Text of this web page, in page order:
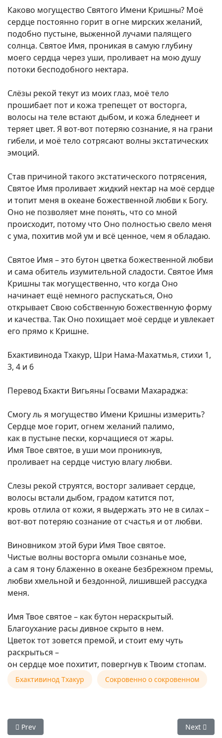
Каково могущество Святого Имени Кришны? Моё
сердце постоянно горит в огне мирских желаний,
подобно пустыне, выженной лучами палящего
солнца. Святое Имя, проникая в самую глубину
моего сердца через уши, проливает на мою душу
потоки бесподобного нектара.
Слёзы рекой текут из моих глаз, моё тело
прошибает пот и кожа трепещет от восторга,
волосы на теле встают дыбом, и кожа бледнеет и
теряет цвет. Я вот-вот потеряю сознание, я на грани
гибели, и моё тело сотрясают волны экстатических
эмоций.
Став причиной такого экстатического потрясения,
Святое Имя проливает жидкий нектар на моё сердце
и топит меня в океане божественной любви к Богу.
Оно не позволяет мне понять, что со мной
происходит, потому что Оно полностью свело меня
с ума, похитив мой ум и всё ценное, чем я обладаю.
Святое Имя – это бутон цветка божественной любви
и сама обитель изумительной сладости. Святое Имя
Кришны так могущественно, что когда Оно
начинает ещё немного распускаться, Оно
открывает Свою собственную божественную форму
и качества. Так Оно похищает моё сердце и увлекает
его прямо к Кришне.
Бхактивинода Тхакур, Шри Нама-Махатмья, стихи 1,
3, 4 и 6
Перевод Бхакти Вигьяны Госвами Махараджа:
Смогу ль я могущество Имени Кришны измерить?
Сердце мое горит, огнем желаний палимо,
как в пустыне пески, корчащиеся от жары.
Имя Твое святое, в уши мои проникнув,
проливает на сердце чистую влагу любви.
Слезы рекой струятся, восторг заливает сердце,
волосы встали дыбом, градом катится пот,
кровь отлила от кожи, я выдержать это не в силах –
вот-вот потеряю сознание от счастья и от любви.
Виновником этой бури Имя Твое святое.
Чистые волны восторга омыли сознанье мое,
а сам я тону блаженно в океане безбрежном премы,
любви хмельной и бездонной, лишившей рассудка
меня.
Имя Твое святое – как бутон нераскрытый.
Благоухание расы дивное скрыто в нем.
Цветок тот зовется премой, и стоит ему чуть
раскрыться –
он сердце мое похитит, повергнув к Твоим стопам.
Бхактивинод Тхакур Сокровенно о сокровенном
Previous article: Е.С. Шиварама Свами: Что означает
Prev Next
Next